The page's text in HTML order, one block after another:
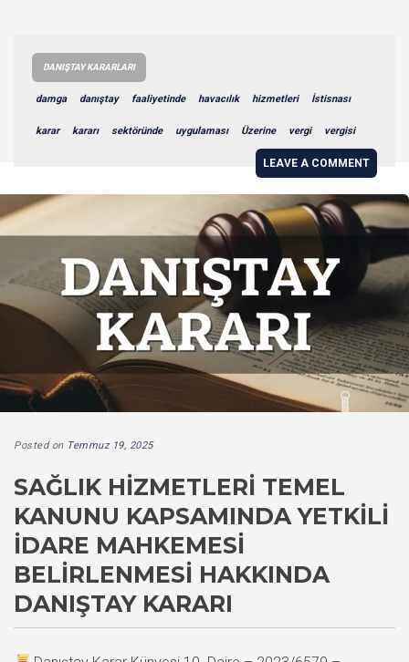
DANIŞTAY KARARLARI
damga danıştay faaliyetinde havacılık hizmetleri İstisnası
karar kararı sektöründe uygulaması Üzerine vergi vergisi
LEAVE A COMMENT
Posted on Temmuz 19, 2025
SAĞLIK HIZMETLERI TEMEL
KANUNU KAPSAMINDA YETKILI
İDARE MAHKEMESI
BELIRLENMESI HAKKINDA
DANIŞTAY KARARI